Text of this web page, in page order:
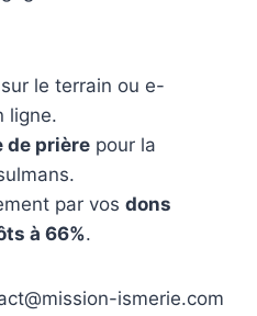
sur le terrain ou e-
ligne.
de prière pour la
par vos dons
à 66%.
ismerie.com